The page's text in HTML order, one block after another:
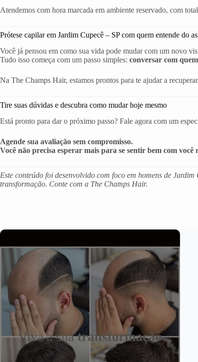
Atendemos com hora marcada em ambiente reservado, com
Prótese capilar em Jardim Cupecê – SP com quem entende do
Você já pensou em como sua vida pode mudar com um novo
Tudo isso começa com um passo simples: conversar com
Na The Champs Hair, estamos prontos para te ajudar a
Tire suas dúvidas e descubra como mudar hoje mesmo
Está pronto para dar o próximo passo? Fale agora com um
Agende sua avaliação sem compromisso.
Você não precisa esperar mais para se sentir bem com você
Este conteúdo foi desenvolvido com foco em homens de
transformação. Conte com a The Champs Hair.
Viva a suatransformação